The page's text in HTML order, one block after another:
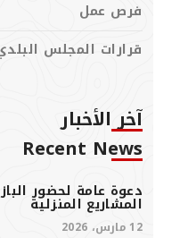
فرص عمل
قرارات المجلس
آخر الأخبار
Recent News
دعوة عامة لحضور
المشاريع المنزلية
12 مارس، 2026